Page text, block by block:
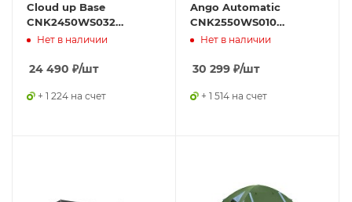
Cloud up Base
CNK2450WS032
трехместная
Нет в наличии
24 490 ₽/шт
+ 1 224 на счет
Ango Automatic
CNK2550WS010
четырехместная, c
коричневым
Нет в наличии
30 299 ₽/шт
+ 1 514 на счет